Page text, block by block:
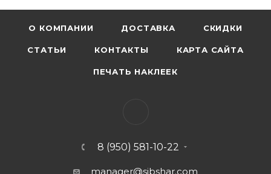
О КОМПАНИИ ДОСТАВКА СКИДКИ
СТАТЬИ КОНТАКТЫ КАРТА САЙТА
ПЕЧАТЬ НАКЛЕЕК
8 (950) 581-10-22
manager@sibshar.com